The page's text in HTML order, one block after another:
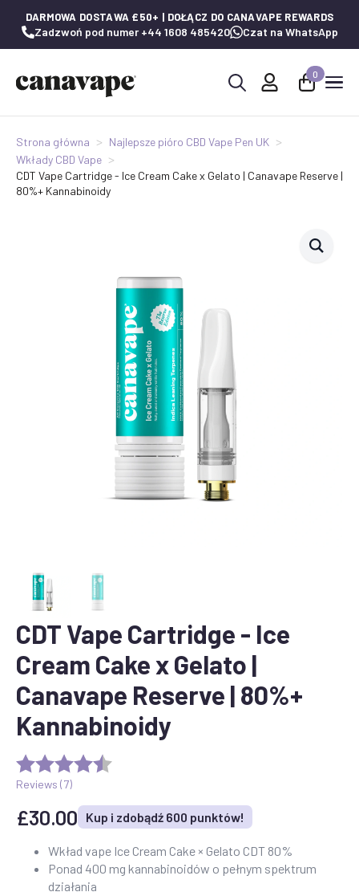
DARMOWA DOSTAWA £50+ | DOŁĄCZ DO CANAVAPE REWARDS
Zadzwoń pod numer +44 1608 485420 Czat na WhatsApp
0
Strona główna
Najlepsze pióro CBD Vape Pen UK
Wkłady CBD Vape
CDT Vape Cartridge - Ice Cream Cake x Gelato | Canavape Reserve |
80%+ Kannabinoidy
CDT Vape Cartridge - Ice
Cream Cake x Gelato |
Canavape Reserve | 80%+
Kannabinoidy
Reviews (7)
£30.00 Kup i zdobądź 600 punktów!
Wkład vape Ice Cream Cake × Gelato CDT 80%
Ponad 400 mg kannabinoidów o pełnym spektrum
działania